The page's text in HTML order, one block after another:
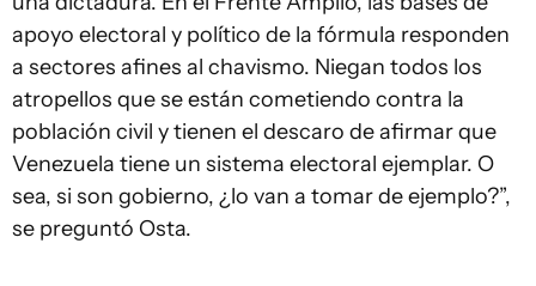
apoyo electoral y político de la fórmula responden
a sectores afines al chavismo. Niegan todos los
atropellos que se están cometiendo contra la
población civil y tienen el descaro de afirmar que
Venezuela tiene un sistema electoral ejemplar. O
sea, si son gobierno, ¿lo van a tomar de ejemplo?”,
se preguntó Osta.